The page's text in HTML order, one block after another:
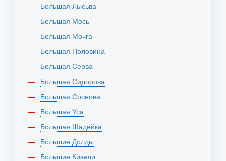
Большая Лысьва
Большая Мось
Большая Мочга
Большая Половина
Большая Серва
Большая Сидорова
Большая Соснова
Большая Уса
Большая Шадейка
Большие Долды
Большие Кизели